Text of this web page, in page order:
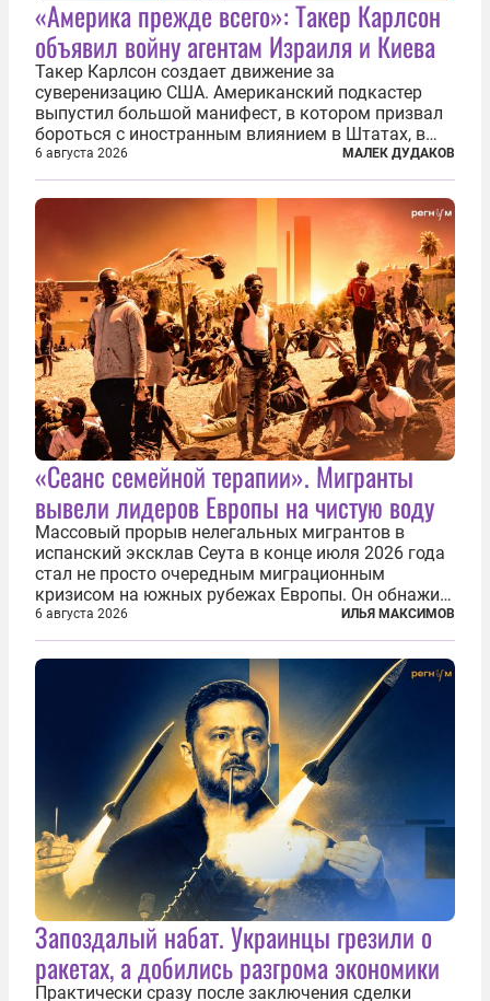
«Америка прежде всего»: Такер Карлсон
объявил войну агентам Израиля и Киева
Такер Карлсон создает движение за
суверенизацию США. Американский подкастер
выпустил большой манифест, в котором призвал
бороться с иностранным влиянием в Штатах, в
первую очередь имея в виду Израиль. А также
прекратить заморские войны, выплатить
репарации Ирану, остановить прием мигрантов...
6 августа 2026 МАЛЕК ДУДАКОВ
«Сеанс семейной терапии». Мигранты
вывели лидеров Европы на чистую воду
Массовый прорыв нелегальных мигрантов в
испанский эксклав Сеута в конце июля 2026 года
стал не просто очередным миграционным
кризисом на южных рубежах Европы. Он обнажил
фундаментальный раскол внутри Евросоюза,
продемонстрировав, что десятилетиями
выстраивавшаяся миграционная политика ЕС
6 августа 2026 ИЛЬЯ МАКСИМОВ
Запоздалый набат. Украинцы грезили о
ракетах, а добились разгрома экономики
Практически сразу после заключения сделки